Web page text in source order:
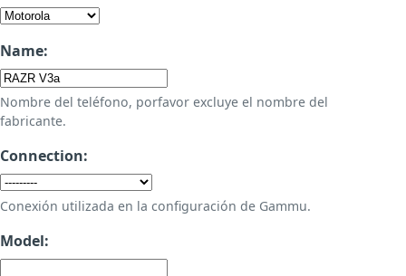
Name:
Nombre del teléfono, porfavor excluye el nombre del
fabricante.
Connection:
Conexión utilizada en la configuración de Gammu.
Model: